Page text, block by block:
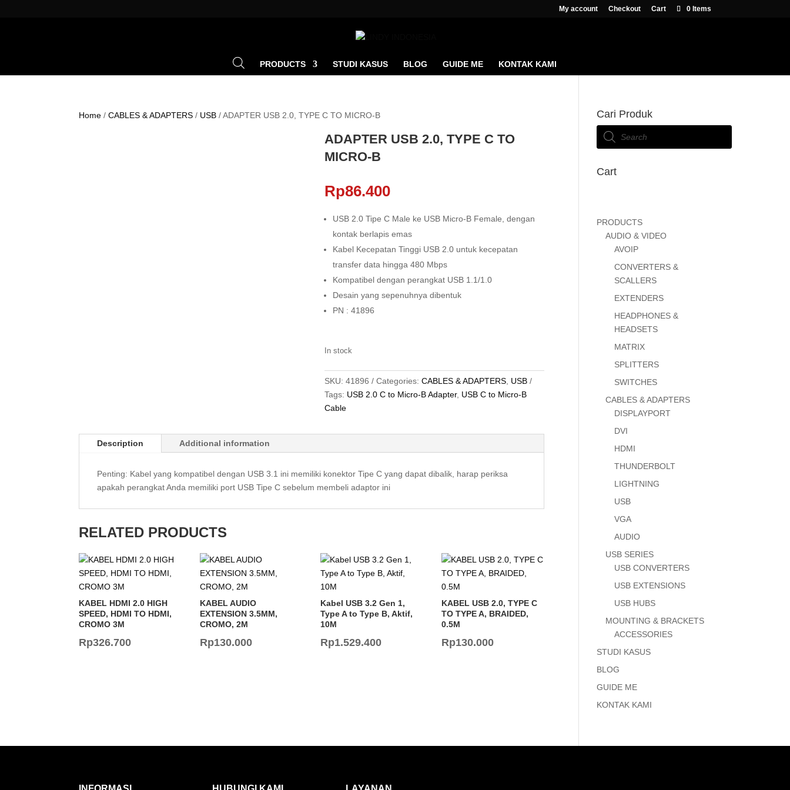
My account Checkout Cart 0 Items
PRODUCTS STUDI KASUS BLOG GUIDE ME KONTAK KAMI
Home /CABLES & ADAPTERS / USB / ADAPTER USB 2.0, TYPE C TO MICRO-B
ADAPTER USB 2.0, TYPE C TO
MICRO-B
Rp86.400
USB 2.0 Tipe C Male ke USB Micro-B Female, dengan
kontak berlapis emas
Kabel Kecepatan Tinggi USB 2.0 untuk kecepatan
transfer data hingga 480 Mbps
Kompatibel dengan perangkat USB 1.1/1.0
Desain yang sepenuhnya dibentuk
PN : 41896
In stock
SKU: 41896 Categories: CABLES & ADAPTERS, USB
Tags: USB 2.0 C to Micro-B Adapter, USB C to Micro-B
Cable
Description Additional information
Penting: Kabel yang kompatibel dengan USB 3.1 ini memiliki konektor Tipe C yang dapat dibalik, harap periksa
apakah perangkat Anda memiliki port USB Tipe C sebelum membeli adaptor ini
RELATED PRODUCTS
KABEL HDMI 2.0 HIGH
SPEED, HDMI TO HDMI,
CROMO 3M
Rp326.700
KABEL AUDIO
EXTENSION 3.5MM,
CROMO, 2M
Rp130.000
Kabel USB 3.2 Gen 1,
Type A to Type B, Aktif,
10M
Rp1.529.400
KABEL USB 2.0, TYPE C
TO TYPE A, BRAIDED,
0.5M
Rp130.000
Cari Produk
Products
search
Cart
PRODUCTS
AUDIO & VIDEO
AVOIP
CONVERTERS &
SCALLERS
EXTENDERS
HEADPHONES &
HEADSETS
MATRIX
SPLITTERS
SWITCHES
CABLES & ADAPTERS
DISPLAYPORT
DVI
HDMI
THUNDERBOLT
LIGHTNING
USB
VGA
AUDIO
USB SERIES
USB CONVERTERS
USB EXTENSIONS
USB HUBS
MOUNTING & BRACKETS
ACCESSORIES
STUDI KASUS
BLOG
GUIDE ME
KONTAK KAMI